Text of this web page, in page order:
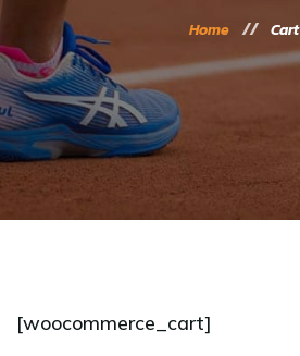
Home Cart
[woocommerce_cart]